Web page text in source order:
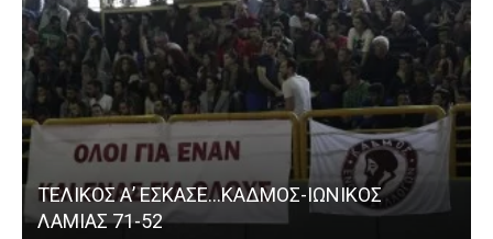
ΤΕΛΙΚΟΣ Α’ ΕΣΚΑΣΕ…ΚΑΔΜΟΣ-ΙΩΝΙΚΟΣ
ΛΑΜΙΑΣ 71-52